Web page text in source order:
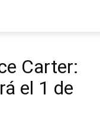
Carter:
el 1 de